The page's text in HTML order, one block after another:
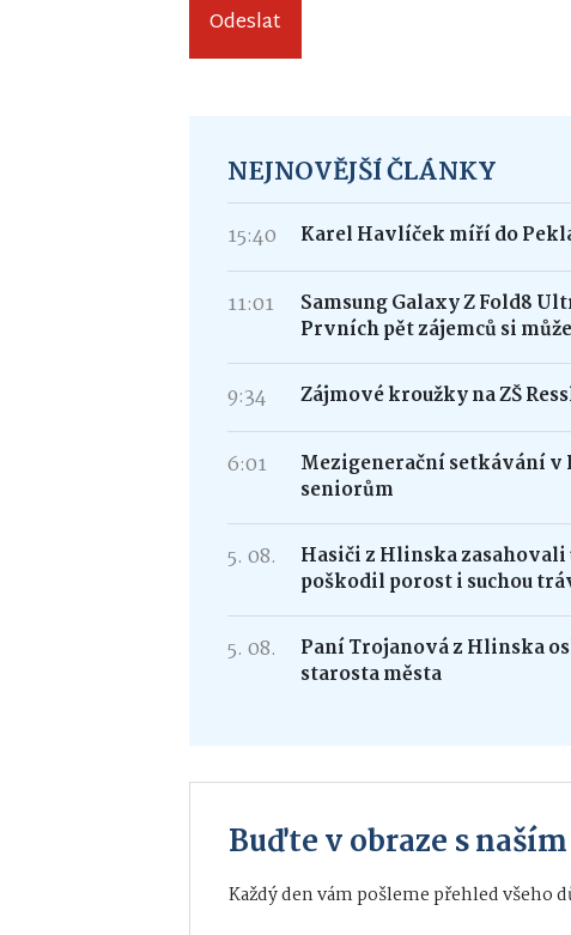
Odeslat
NEJNOVĚJŠÍ ČLÁNKY
15:40 Karel Havlíček míří do
11:01
Samsung Galaxy Z Fold8
Prvních pět zájemců si
9:34 Zájmové kroužky na ZŠ
6:01
Mezigenerační setkávání v
seniorům
5. 08.
Hasiči z Hlinska zasahovali
poškodil porost i suchou
5. 08.
Paní Trojanová z Hlinska
starosta města
Buďte v obraze s
Každý den vám pošleme přehled všeho